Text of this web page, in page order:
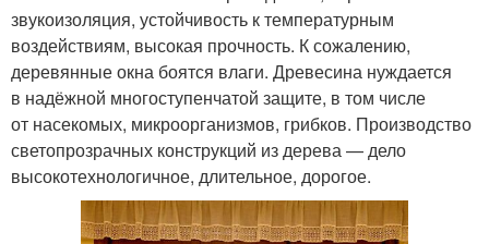
звукоизоляция, устойчивость к температурным
воздействиям, высокая прочность. К сожалению,
деревянные окна боятся влаги. Древесина нуждается
в надёжной многоступенчатой защите, в том числе
от насекомых, микроорганизмов, грибков. Производство
светопрозрачных конструкций из дерева — дело
высокотехнологичное, длительное, дорогое.